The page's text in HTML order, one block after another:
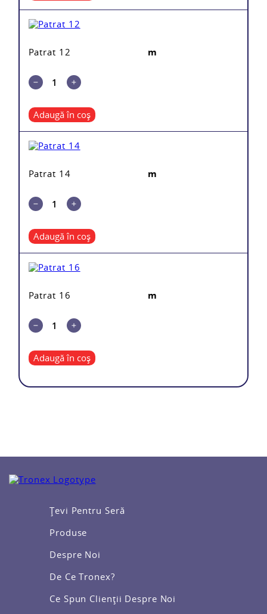
Patrat 12 m
Adaugă în coș
Patrat 14 m
Adaugă în coș
Patrat 16 m
Adaugă în coș
Țevi Pentru Seră
Produse
Despre Noi
De Ce Tronex?
Ce Spun Clienții Despre Noi